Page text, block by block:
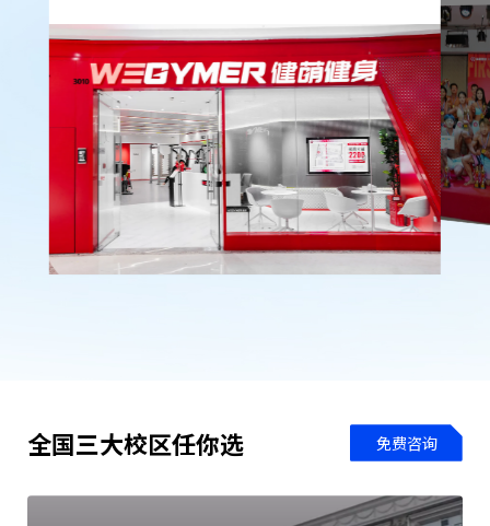
全国三大校区任你选 免费咨询